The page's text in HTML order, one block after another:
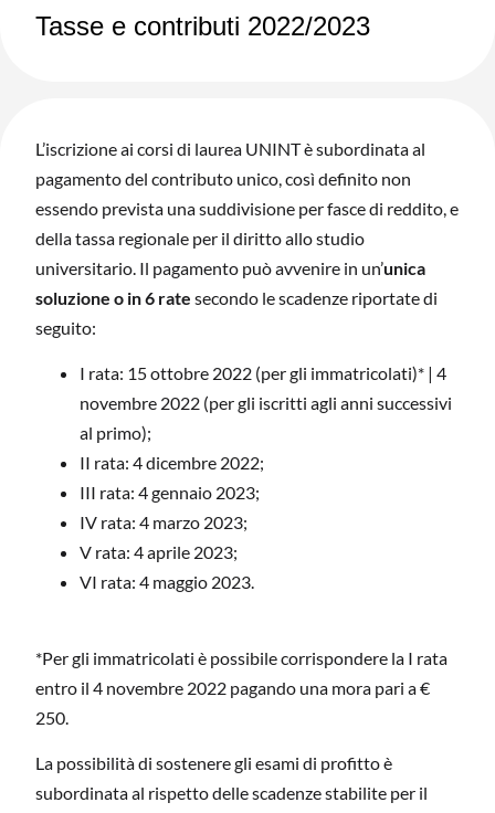
Tasse e contributi 2022/2023
L’iscrizione ai corsi di laurea UNINT è subordinata al
pagamento del contributo unico, così definito non
essendo prevista una suddivisione per fasce di reddito, e
della tassa regionale per il diritto allo studio
universitario. Il pagamento può avvenire in un’unica
soluzione o in 6 rate secondo le scadenze riportate di
seguito:
I rata: 15 ottobre 2022 (per gli immatricolati)* | 4
novembre 2022 (per gli iscritti agli anni successivi
al primo);
II rata: 4 dicembre 2022;
III rata: 4 gennaio 2023;
IV rata: 4 marzo 2023;
V rata: 4 aprile 2023;
VI rata: 4 maggio 2023.
*Per gli immatricolati è possibile corrispondere la I rata
entro il 4 novembre 2022 pagando una mora pari a €
250.
La possibilità di sostenere gli esami di profitto è
subordinata al rispetto delle scadenze stabilite per il